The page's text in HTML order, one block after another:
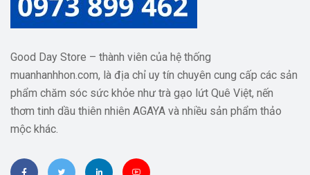
Good Day Store – thành viên của hệ thống
muanhanhhon.com, là địa chỉ uy tín chuyên cung cấp các sản
phẩm chăm sóc sức khỏe như trà gạo lứt Quê Việt, nến
thơm tinh dầu thiên nhiên AGAYA và nhiều sản phẩm thảo
mộc khác.